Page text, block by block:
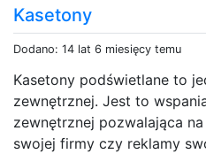
Kasetony
Dodano: 14 lat 6 miesięcy temu
Kasetony podświetlane to
zewnętrznej. Jest to
zewnętrznej pozwalająca
swojej firmy czy reklamy